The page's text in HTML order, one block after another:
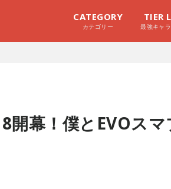
CATEGORY
カテゴリー
TIER
最強キャ
開幕！僕とEVOス